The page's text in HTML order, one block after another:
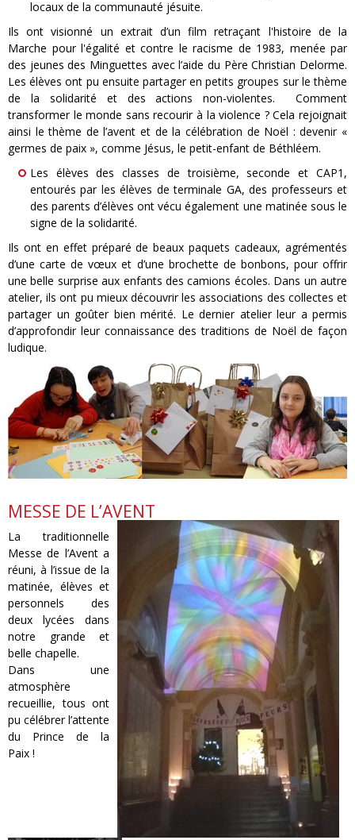
locaux de la communauté jésuite.
Ils ont visionné un extrait d’un film retraçant l'histoire de la
Marche pour l'égalité et contre le racisme de 1983, menée par
des jeunes des Minguettes avec l’aide du Père Christian Delorme.
Les élèves ont pu ensuite partager en petits groupes sur le thème
de la solidarité et des actions non-violentes. Comment
transformer le monde sans recourir à la violence ? Cela rejoignait
ainsi le thème de l’avent et de la célébration de Noël : devenir «
germes de paix », comme Jésus, le petit-enfant de Béthléem.
Les élèves des classes de troisième, seconde et CAP1,
entourés par les élèves de terminale GA, des professeurs et
des parents d’élèves ont vécu également une matinée sous le
signe de la solidarité.
Ils ont en effet préparé de beaux paquets cadeaux, agrémentés
d’une carte de vœux et d’une brochette de bonbons, pour offrir
une belle surprise aux enfants des camions écoles. Dans un autre
atelier, ils ont pu mieux découvrir les associations des collectes et
partager un goûter bien mérité. Le dernier atelier leur a permis
d’approfondir leur connaissance des traditions de Noël de façon
ludique.
MESSE DE L’AVENT
La traditionnelle
Messe de l’Avent a
réuni, à l’issue de la
matinée, élèves et
personnels des
deux lycées dans
notre grande et
belle chapelle.
Dans une
atmosphère
recueillie, tous ont
pu célébrer l’attente
du Prince de la
Paix !